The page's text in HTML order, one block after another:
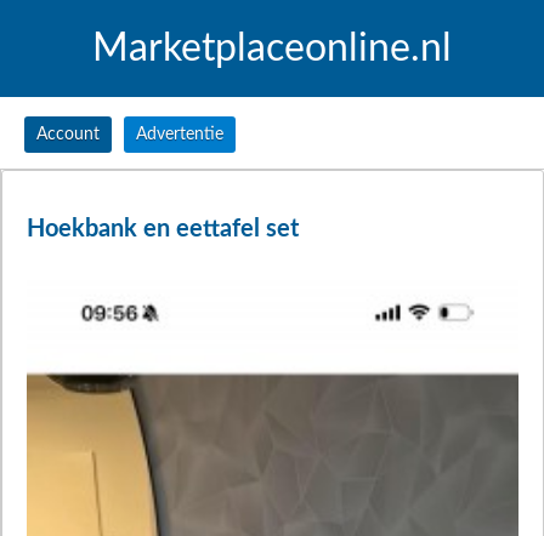
Marketplaceonline.nl
Account Advertentie
Hoekbank en eettafel set